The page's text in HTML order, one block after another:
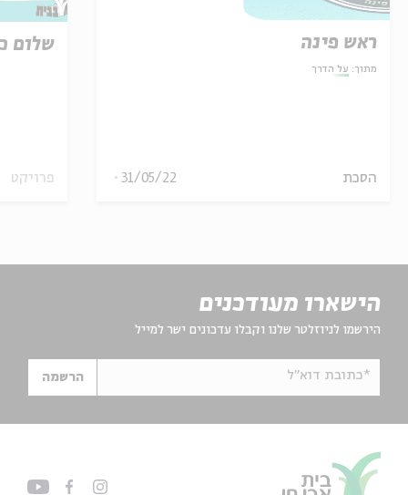
ראש פינה
מתוך: על הדרך
הסכת 31/05/22
שלום
פרויקט
הישארו מעודכנים
הירשמו לניוזלטר שלנו וקבלו עדכונים ישר למייל
*כתובת דוא"ל הרשמה